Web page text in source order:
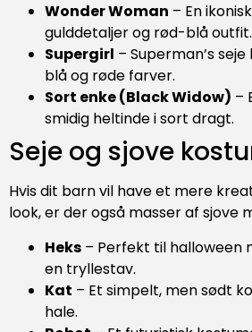
Wonder Woman – En
gulddetaljer og rød-blå outfit.
Supergirl – Superman’s
blå og røde farver.
Sort enke (Black Widow) –
smidig heltinde i sort dragt.
Seje og sjove
Hvis dit barn vil have et mere
look, er der også masser af sjove
Heks – Perfekt til halloween
en tryllestav.
Kat – Et simpelt, men sødt
hale.